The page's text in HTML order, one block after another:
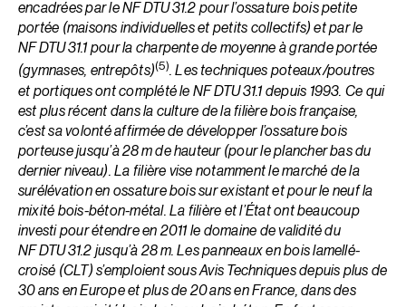
encadrées par le NF DTU 31.2 pour l’ossature bois petite
portée (maisons individuelles et petits collectifs) et par le
NF DTU 31.1 pour la charpente de moyenne à grande portée
(gymnases, entrepôts)(5). Les techniques poteaux/poutres
et portiques ont complété le NF DTU 31.1 depuis 1993. Ce qui
est plus récent dans la culture de la filière bois française,
c’est sa volonté affirmée de développer l’ossature bois
porteuse jusqu’à 28 m de hauteur (pour le plancher bas du
dernier niveau). La filière vise notamment le marché de la
surélévation en ossature bois sur existant et pour le neuf la
mixité bois-béton-métal. La filière et l’État ont beaucoup
investi pour étendre en 2011 le domaine de validité du
NF DTU 31.2 jusqu’à 28 m. Les panneaux en bois lamellé-
croisé (CLT) s’emploient sous Avis Techniques depuis plus de
30 ans en Europe et plus de 20 ans en France, dans des